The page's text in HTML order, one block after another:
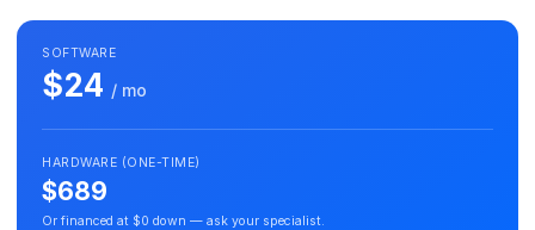
SOFTWARE
$24 / mo
HARDWARE (ONE-TIME)
$689
Or financed at $0 down — ask your specialist.